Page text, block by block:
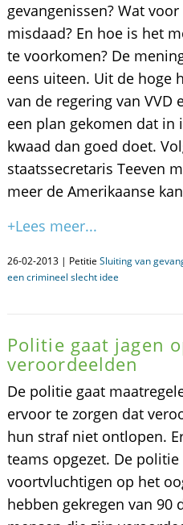
gevangenissen? Wat
misdaad? En hoe is het
te voorkomen? De
eens uiteen. Uit de hoge
van de regering van VVD
een plan gekomen dat in
kwaad dan goed doet.
staatssecretaris Teeven
meer de Amerikaanse
+Lees meer...
26-02-2013 | Petitie Sluiting van
een crimineel slecht idee
Politie gaat jagen
veroordeelden
De politie gaat
ervoor te zorgen dat
hun straf niet ontlopen.
teams opgezet. De
voortvluchtigen op het
hebben gekregen van 90